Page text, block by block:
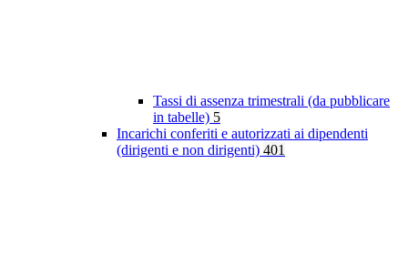
Tassi di assenza trimestrali (da pubblicare
in tabelle) 5
Incarichi conferiti e autorizzati ai dipendenti
(dirigenti e non dirigenti) 401